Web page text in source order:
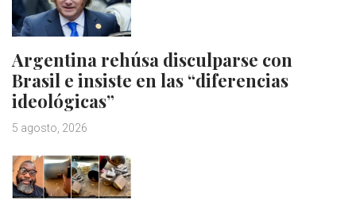
Argentina rehúsa disculparse con
Brasil e insiste en las “diferencias
ideológicas”
5 agosto, 2026